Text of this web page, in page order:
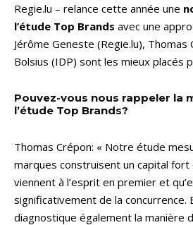
Regie.lu – relance cette année une
l’étude Top Brands avec une
Jérôme Geneste (Regie.lu), Thomas
Bolsius (IDP) sont les mieux placés
Pouvez-vous nous rappeler la
l’étude Top Brands?
Thomas Crépon: « Notre étude
marques construisent un capital fort
viennent à l’esprit en premier et
significativement de la concurrence.
diagnostique également la manière